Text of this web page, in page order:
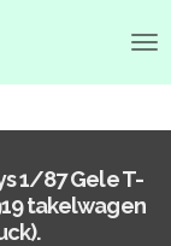
1/87 Gele T-
takelwagen